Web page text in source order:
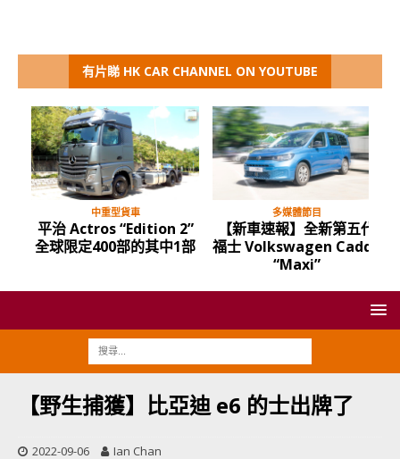
有片睇 HK CAR CHANNEL ON YOUTUBE
中重型貨車
平治 Actros “Edition 2”
全球限定400部的其中1部
多媒體節目
【新車速報】全新第五代
福士 Volkswagen Caddy
“Maxi”
【野生捕獲】比亞迪 e6 的士出牌了
2022-09-06 Ian Chan